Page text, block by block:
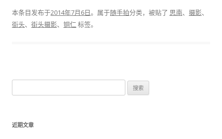
本条目发布于2014年7月6日。属于随手拍分类，被贴了 思南、 摄影、
街头、 街头摄影、 铜仁 标签。
索
近期文章